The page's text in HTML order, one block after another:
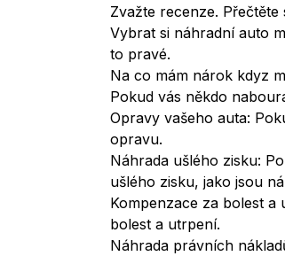
Zvažte recenze.
Vybrat si náhradní auto
to pravé.
Na co mám nárok kdyz
Pokud vás někdo
Opravy vašeho auta:
opravu.
Náhrada ušlého zisku:
ušlého zisku, jako jsou
Kompenzace za bolest
bolest a utrpení.
Náhrada právních